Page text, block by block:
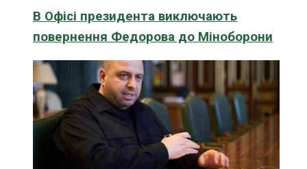
В Офісі президента виключають
повернення Федорова до Міноборони